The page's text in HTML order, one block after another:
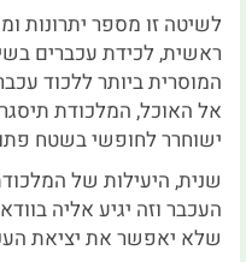
לשיטה זו מספר יתרונות
ראשית, לכידת עכברים
המוסרית ביותר ללכוד
אל האוכל, המלכודת
ישוחרר לחופשי בשטח
שנית, היעילות של
העכבר וזה יגיע אליה
שלא יאפשר את יציאת